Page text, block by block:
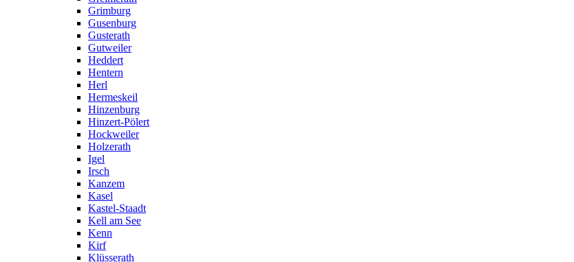
Grimburg
Gusenburg
Gusterath
Gutweiler
Heddert
Hentern
Herl
Hermeskeil
Hinzenburg
Hinzert-Pölert
Hockweiler
Holzerath
Igel
Irsch
Kanzem
Kasel
Kastel-Staadt
Kell am See
Kenn
Kirf
Klüsserath